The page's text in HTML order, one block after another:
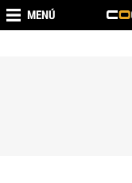
MENÚ